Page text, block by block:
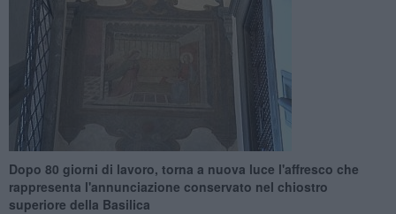
Dopo 80 giorni di lavoro, torna a nuova luce l'affresco che
rappresenta l'annunciazione conservato nel chiostro
superiore della Basilica